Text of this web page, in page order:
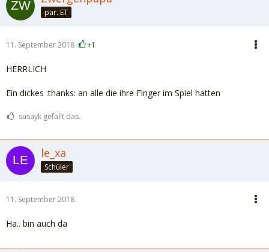
par. ET
11. September 2018 +1
HERRLICH
Ein dickes :thanks: an alle die ihre Finger im Spiel hatten
susayk gefällt das.
le_xa
Schüler
11. September 2018
Ha.. bin auch da